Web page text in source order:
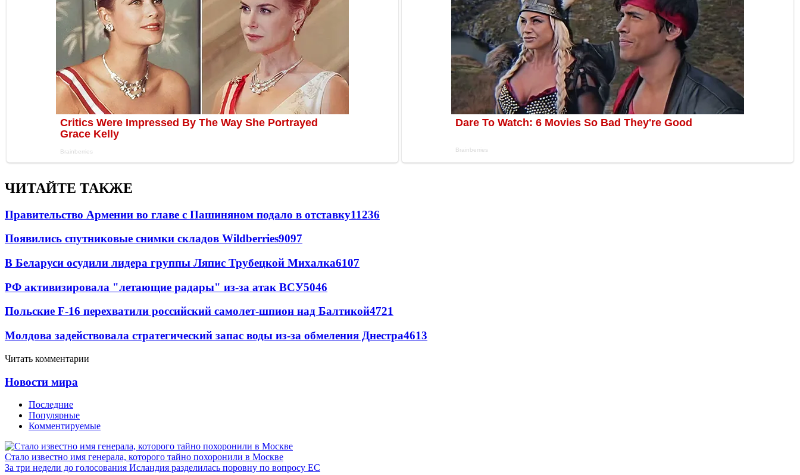
ЧИТАЙТЕ ТАКЖЕ
Правительство Армении во главе с Пашиняном подало в отставку11236
Появились спутниковые снимки складов Wildberries9097
В Беларуси осудили лидера группы Ляпис Трубецкой Михалка6107
РФ активизировала "летающие радары" из-за атак ВСУ5046
Польские F-16 перехватили российский самолет-шпион над Балтикой4721
Молдова задействовала стратегический запас воды из-за обмеления Днестра4613
Читать комментарии
Новости мира
Последние
Популярные
Комментируемые
Стало известно имя генерала, которого тайно похоронили в Москве
За три недели до голосования Исландия разделилась поровну по вопросу ЕС